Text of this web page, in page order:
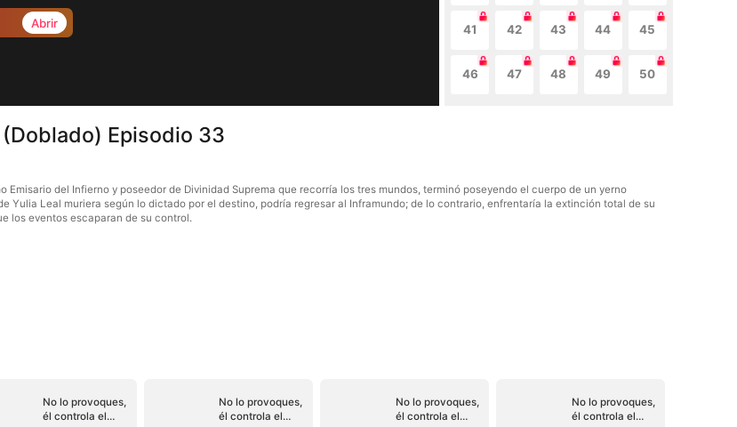
Abrir 41 42 43 44 45
46 47 48 49 50
Episodio 33
del Infierno y poseedor de Divinidad Suprema que recorría los tres mundos, terminó poseyendo el cuerpo de un yerno
Yulia Leal muriera según lo dictado por el destino, podría regresar al Inframundo; de lo contrario, enfrentaría la extinción total de su
los eventos escaparan de su control.
No lo provoques,
él controla el
No lo provoques,
él controla el
No lo provoques,
él controla el
No lo provoques,
él controla el